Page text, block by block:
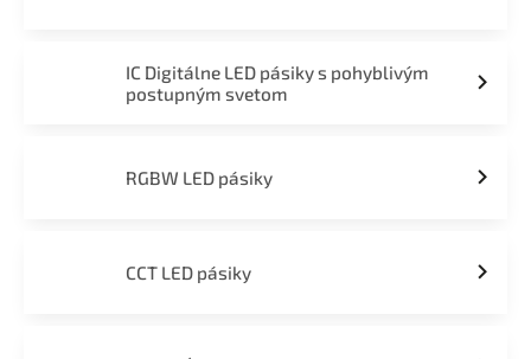
IC Digitálne LED pásiky s pohyblivým
postupným svetom
RGBW LED pásiky
CCT LED pásiky